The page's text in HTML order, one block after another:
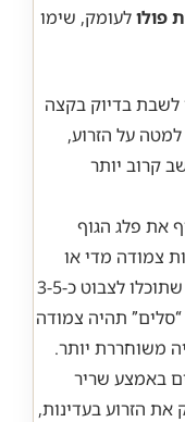
פולולעומק, שימו
בדיוק בקצה
על הזרוע,
קרוב יותר
את פלג הגוף
צמודה מדי או
רחבה מדי. כלל אצבע טוב הוא שתוכלו לצבוט כ-3-5
תהיה צמודה
משוחררת יותר.
באמצע שריר
את הזרוע בעדינות,